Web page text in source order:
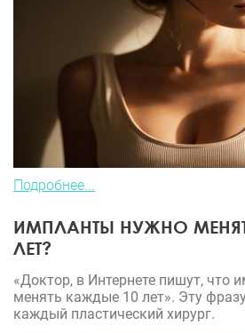
Подробнее...
ИМПЛАНТЫ НУЖНО
ЛЕТ?
«Доктор, в Интернете пишут, что
менять каждые 10 лет». Эту
каждый пластический хирург.